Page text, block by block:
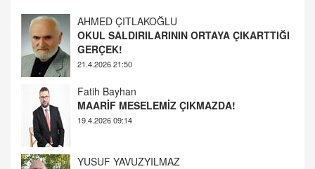
OKUL SALDIRILARININ ORTAYA ÇIKARTTIĞI
GERÇEK!
21.4.2026 21:50
MAARİF MESELEMİZ ÇIKMAZDA!
19.4.2026 09:14
EĞİTİM'DE ŞİDDET